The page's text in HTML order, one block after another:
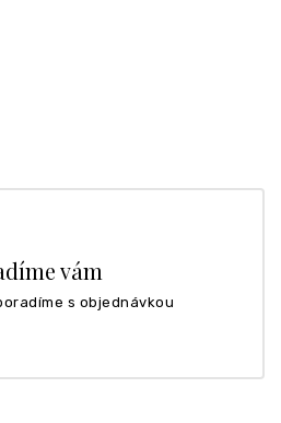
vám
s objednávkou